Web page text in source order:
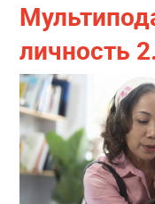
личность